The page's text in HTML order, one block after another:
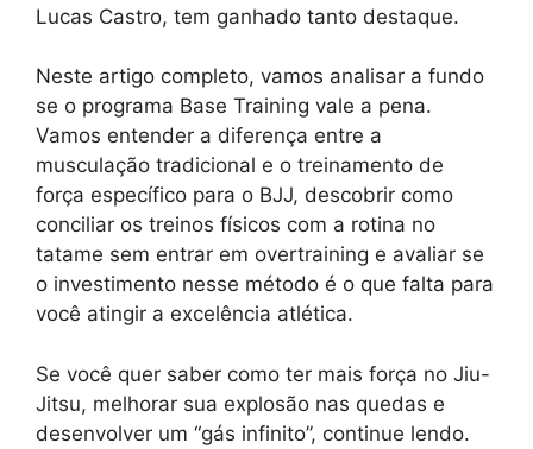
Lucas Castro, tem ganhado tanto destaque.
Neste artigo completo, vamos analisar a fundo
se o programa Base Training vale a pena.
Vamos entender a diferença entre a
musculação tradicional e o treinamento de
força específico para o BJJ, descobrir como
conciliar os treinos físicos com a rotina no
tatame sem entrar em overtraining e avaliar se
o investimento nesse método é o que falta para
você atingir a excelência atlética.
Se você quer saber como ter mais força no Jiu-
Jitsu, melhorar sua explosão nas quedas e
desenvolver um “gás infinito”, continue lendo.